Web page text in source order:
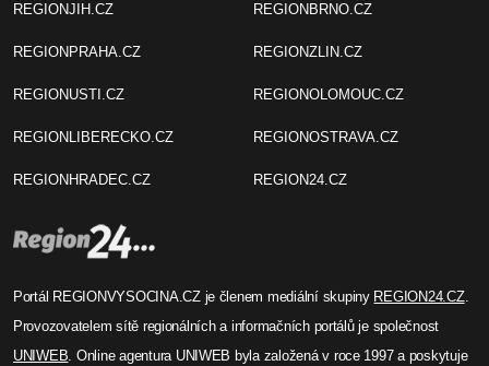
REGIONJIH.CZ
REGIONPRAHA.CZ
REGIONUSTI.CZ
REGIONLIBERECKO.CZ
REGIONHRADEC.CZ
REGIONBRNO.CZ
REGIONZLIN.CZ
REGIONOLOMOUC.CZ
REGIONOSTRAVA.CZ
REGION24.CZ
Portál REGIONVYSOCINA.CZ je členem mediální skupiny REGION24.CZ.
Provozovatelem sítě regionálních a informačních portálů je společnost
UNIWEB. Online agentura UNIWEB byla založená v roce 1997 a poskytuje